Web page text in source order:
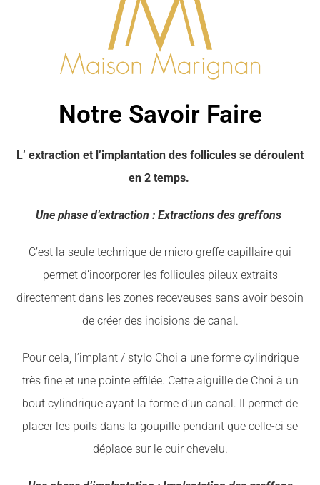
Notre Savoir Faire
L’ extraction et l’implantation des follicules se déroulent
en 2 temps.
Une phase d’extraction : Extractions des greffons
C’est la seule technique de micro greffe capillaire qui
permet d’incorporer les follicules pileux extraits
directement dans les zones receveuses sans avoir besoin
de créer des incisions de canal.
Pour cela, l’implant / stylo Choi a une forme cylindrique
très fine et une pointe effilée. Cette aiguille de Choi à un
bout cylindrique ayant la forme d’un canal. Il permet de
placer les poils dans la goupille pendant que celle-ci se
déplace sur le cuir chevelu.